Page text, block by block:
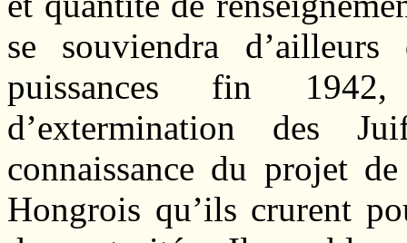
se souviendra
puissances fin
d’extermination des
connaissance du projet
Hongrois qu’ils crurent